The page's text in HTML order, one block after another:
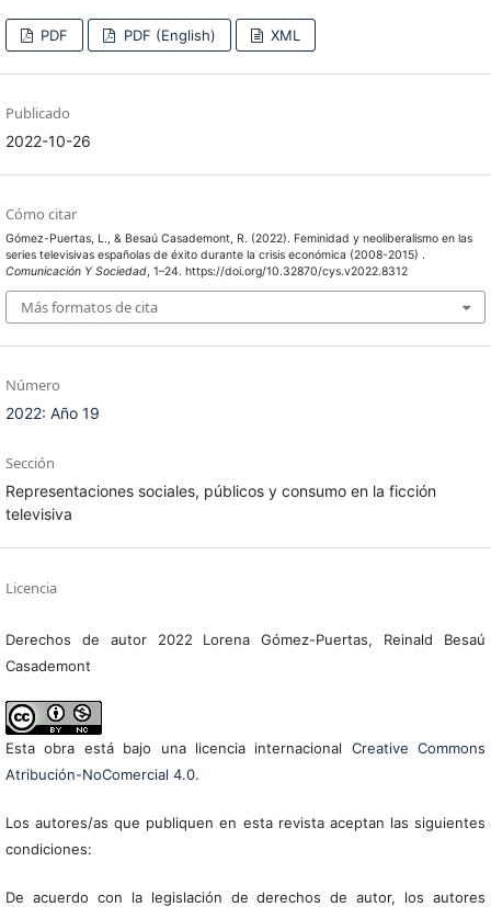
PDF PDF (English) XML
Publicado
2022-10-26
Cómo citar
Gómez-Puertas, L., & Besaú Casademont, R. (2022). Feminidad y neoliberalismo en las
series televisivas españolas de éxito durante la crisis económica (2008-2015) .
Comunicación Y Sociedad, 1–24. https://doi.org/10.32870/cys.v2022.8312
Más formatos de cita
Número
2022: Año 19
Sección
Representaciones sociales, públicos y consumo en la ficción
televisiva
Licencia
Derechos de autor 2022 Lorena Gómez-Puertas, Reinald Besaú
Casademont
Esta obra está bajo una licencia internacional Creative Commons
Atribución-NoComercial 4.0.
Los autores/as que publiquen en esta revista aceptan las siguientes
condiciones:
De acuerdo con la legislación de derechos de autor, los autores